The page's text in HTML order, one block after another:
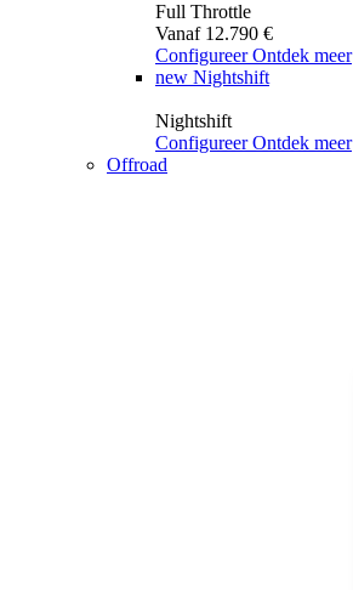
Full Throttle
Vanaf 12.790 €
Configureer Ontdek meer
new Nightshift
Nightshift
Configureer Ontdek meer
Offroad